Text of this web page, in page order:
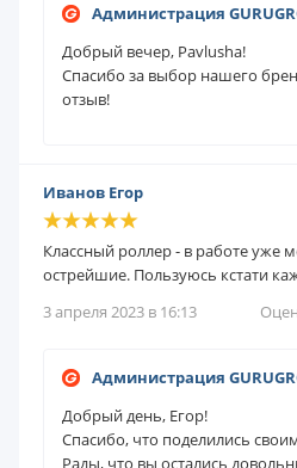
Администрация
Добрый вечер, Pavlusha!
Спасибо за выбор нашего
отзыв!
Иванов Егор
Классный роллер - в работе уже
острейшие. Пользуюсь кстати
3 апреля 2023 в 16:13
Администрация
Добрый день, Егор!
Спасибо, что поделились
Рады, что вы остались